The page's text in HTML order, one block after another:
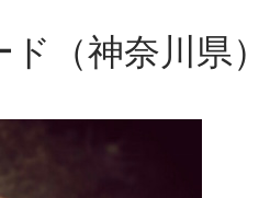
（神奈川県）